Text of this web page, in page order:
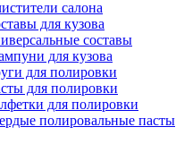
салона
для кузова
составы
для кузова
для полировки
для полировки
для полировки
полировальные пасты